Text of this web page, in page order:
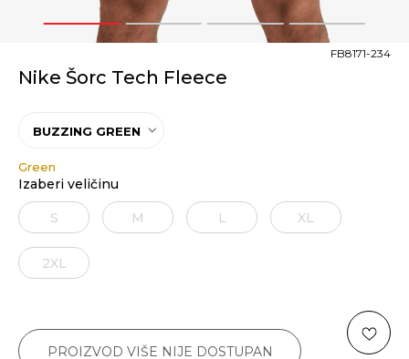
1 2 3 4
Nike Šorc Tech Fleece
FB8171-234
BUZZING GREEN
Green
Izaberi veličinu
S M L XL
2XL
PROIZVOD VIŠE NIJE DOSTUPAN